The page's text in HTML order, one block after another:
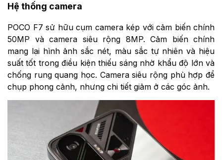
Hệ thống camera
POCO F7 sử hữu cụm camera kép với cảm biến chính
50MP và camera siêu rộng 8MP. Cảm biến chính
mang lại hình ảnh sắc nét, màu sắc tự nhiên và hiệu
suất tốt trong điều kiện thiếu sáng nhờ khẩu độ lớn và
chống rung quang học. Camera siêu rộng phù hợp để
chụp phong cảnh, nhưng chi tiết giảm ở các góc ảnh.